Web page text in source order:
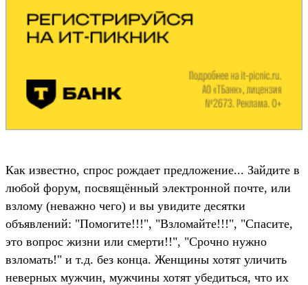
Как известно, спрос рождает предложение... Зайдите в
любой форум, посвящённый электронной почте, или
взлому (неважно чего) и вы увидите десятки
объявлений: "Помогите!!!", "Взломайте!!!", "Спасите,
это вопрос жизни или смерти!!", "Срочно нужно
взломать!" и т.д. без конца. Женщины хотят уличить
неверных мужчин, мужчины хотят убедиться, что их